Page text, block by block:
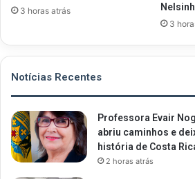
3 horas atrás
3
Notícias Recentes
Professora Evair
abriu caminhos e
história de Costa
2 horas atrás